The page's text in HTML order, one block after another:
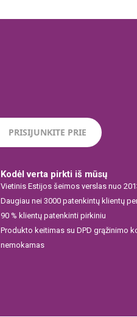
Kodėl verta pirkti iš mūsų
Vietinis Estijos šeimos verslas nuo
Daugiau nei 3000 patenkintų klientų
90 % klientų patenkinti pirkiniu
Produkto keitimas su DPD grąžinimo
nemokamas